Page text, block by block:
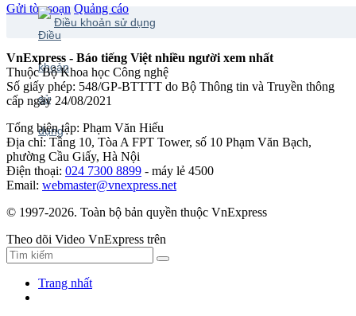
Gửi tòa soạn Quảng cáo
Điều khoản sử dụng
VnExpress - Báo tiếng Việt nhiều người xem nhất
Thuộc Bộ Khoa học Công nghệ
Số giấy phép: 548/GP-BTTTT do Bộ Thông tin và Truyền thông
cấp ngày 24/08/2021
Tổng biên tập: Phạm Văn Hiếu
Địa chỉ: Tầng 10, Tòa A FPT Tower, số 10 Phạm Văn Bạch,
phường Cầu Giấy, Hà Nội
Điện thoại: 024 7300 8899 - máy lẻ 4500
Email: webmaster@vnexpress.net
© 1997-2026. Toàn bộ bản quyền thuộc VnExpress
Theo dõi Video VnExpress trên
Trang nhất